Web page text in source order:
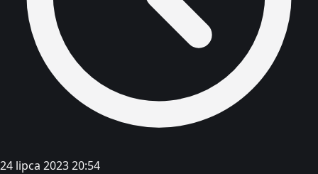
24 lipca 2023 20:54